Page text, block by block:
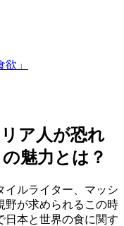
」
ア人が恐れ
魅力とは？
イルライター、マッシ
野が求められるこの時
日本と世界の食に関す